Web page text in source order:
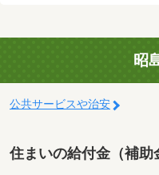
昭
公共サービスや治安
住まいの給付金（補助